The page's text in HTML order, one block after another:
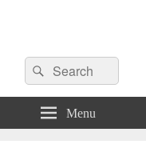
Search
for:
Search
Menu